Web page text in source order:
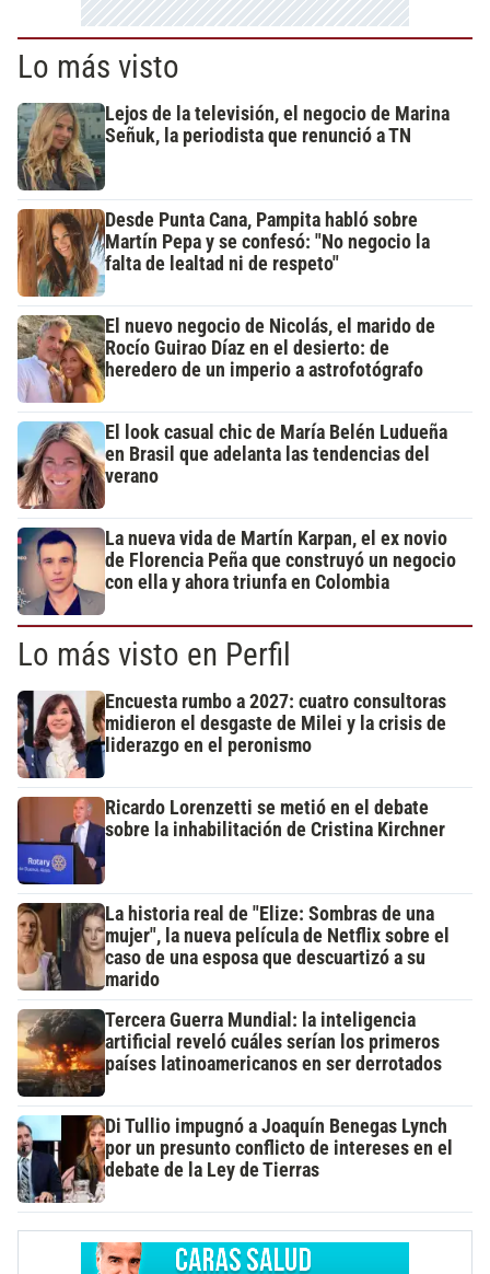
Lo más visto
Lejos de la televisión, el negocio de Marina
Señuk, la periodista que renunció a TN
Desde Punta Cana, Pampita habló sobre
Martín Pepa y se confesó: "No negocio la
falta de lealtad ni de respeto"
El nuevo negocio de Nicolás, el marido de
Rocío Guirao Díaz en el desierto: de
heredero de un imperio a astrofotógrafo
El look casual chic de María Belén Ludueña
en Brasil que adelanta las tendencias del
verano
La nueva vida de Martín Karpan, el ex novio
de Florencia Peña que construyó un negocio
con ella y ahora triunfa en Colombia
Lo más visto en Perfil
Encuesta rumbo a 2027: cuatro consultoras
midieron el desgaste de Milei y la crisis de
liderazgo en el peronismo
Ricardo Lorenzetti se metió en el debate
sobre la inhabilitación de Cristina Kirchner
La historia real de "Elize: Sombras de una
mujer", la nueva película de Netflix sobre el
caso de una esposa que descuartizó a su
marido
Tercera Guerra Mundial: la inteligencia
artificial reveló cuáles serían los primeros
países latinoamericanos en ser derrotados
Di Tullio impugnó a Joaquín Benegas Lynch
por un presunto conflicto de intereses en el
debate de la Ley de Tierras